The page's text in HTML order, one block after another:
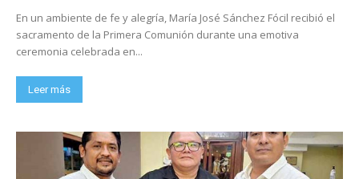
En un ambiente de fe y alegría, María José Sánchez Fócil recibió el
sacramento de la Primera Comunión durante una emotiva
ceremonia celebrada en...
Leer más